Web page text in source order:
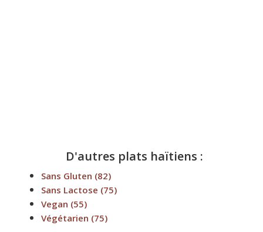
D'autres plats haïtiens :
Sans Gluten (82)
Sans Lactose (75)
Vegan (55)
Végétarien (75)